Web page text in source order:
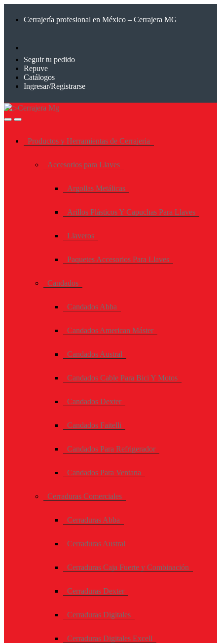
Cerrajería profesional en México – Cerrajera MG
Seguir tu pedido
Repuve
Catálogos
Ingresar/Registrarse
Productos y Herramientas de Cerrajeria
Accesorios para Llaves
Argollas Metálicas
Arillos Plásticos Y Capuchas Para Llaves
Llaveros
Paquetes Accesorios Para Llaves
Candados
Candados Abba
Candados American Máster
Candados Austral
Candados Cable Para Bici Y Motos
Candados Dexter
Candados Faitelli
Candados Para Refrigerador
Candados Para Ventana
Cerraduras Comerciales
Cerraduras Abba
Cerraduras Austral
Cerraduras Caja Fuerte y Combinación
Cerraduras Dexter
Cerraduras Digitales
Cerraduras Digitales Excell